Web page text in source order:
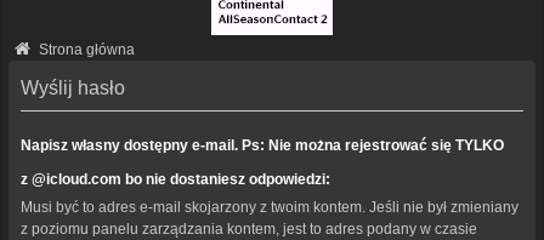
Strona główna
Wyślij hasło
Napisz własny dostępny e-mail. Ps: Nie można rejestrować się TYLKO
z @icloud.com bo nie dostaniesz odpowiedzi:
Musi być to adres e-mail skojarzony z twoim kontem. Jeśli nie był zmieniany
z poziomu panelu zarządzania kontem, jest to adres podany w czasie